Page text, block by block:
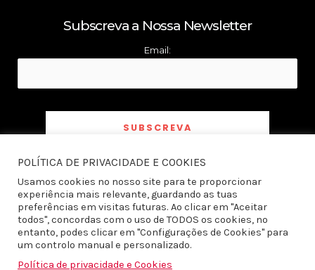
Subscreva a Nossa Newsletter
Email:
Ao subscrever a newsletter declaro ter tomado conhecimento e aceito a
de Privacidade
Todos os direitos reservados © 2026 Produto do Ano
POLÍTICA DE PRIVACIDADE E COOKIES
Usamos cookies no nosso site para te proporcionar
experiência mais relevante, guardando as tuas
preferências em visitas futuras. Ao clicar em "Aceitar
todos", concordas com o uso de TODOS os cookies, no
entanto, podes clicar em "Configurações de Cookies" para
um controlo manual e personalizado.
Política de privacidade e Cookies